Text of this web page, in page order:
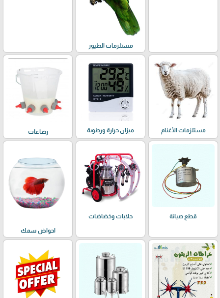
مستلزمات الطيور
مستلزمات الأغنام ميزان حرارة ورطوبة رضاعات
قطع صيانة حلابات وخضاضات
احواض سمك